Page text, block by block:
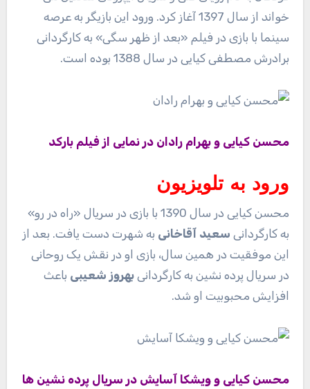
خواند از سال 1397 آغاز کرد. ورود این بازیگر به عرصه
سینما با بازی در فیلم «بعد از ظهر سگی» به کارگردانی
برادرش مصطفی کیایی در سال 1388 بوده است.
محسن کیایی و بهرام رادان در نمایی از فیلم بارکد
ورود به تلویزیون
محسن کیایی در سال 1390 با بازی در سریال «راه در رو»
به کارگردانی سعید آقاخانی به شهرت دست یافت. بعد از
این موفقیت در همین سال، بازی او در نقش یک روحانی
در سریال پرده نشین به کارگردانی بهروز شعیبی باعث
افزایش محبوبیت او شد.
محسن کیایی و ویشکا آسایش در سریال پرده نشین ها